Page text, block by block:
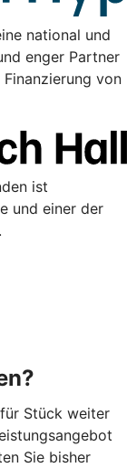
national und
enger Partner
von
ist
und einer der
Stück weiter
Sie bisher